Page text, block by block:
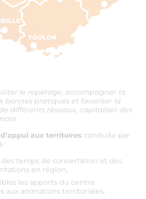
le repérage, accompagner la
bonnes pratiques et favoriser la
différents réseaux, capitaliser des
aux territoires conduite par
:
des temps de concertation et des
en région,
les apports du centre
aux animations territoriales,